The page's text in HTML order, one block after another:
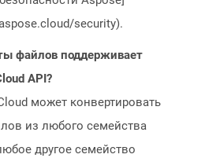
security).
файлов поддерживает
API?
может конвертировать
из любого семейства
другое семейство